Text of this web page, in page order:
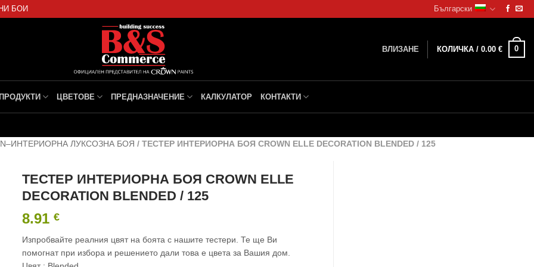
БОИ Български
ВЛИЗАНЕ КОЛИЧКА / 0.00 € 0
ЦВЕТОВЕ ПРЕДНАЗНАЧЕНИЕ КАЛКУЛАТОР КОНТАКТИ
ЛУКСОЗНА БОЯ / ТЕСТЕР ИНТЕРИОРНА БОЯ CROWN ELLE DECORATION BLENDED / 125
ТЕСТЕР ИНТЕРИОРНА БОЯ CROWN ELLE
DECORATION BLENDED / 125
8.91€
Изпробвайте реалния цвят на боята с нашите тестери. Те ще Ви
помогнат при избора и решението дали това е цвета за Вашия дом.